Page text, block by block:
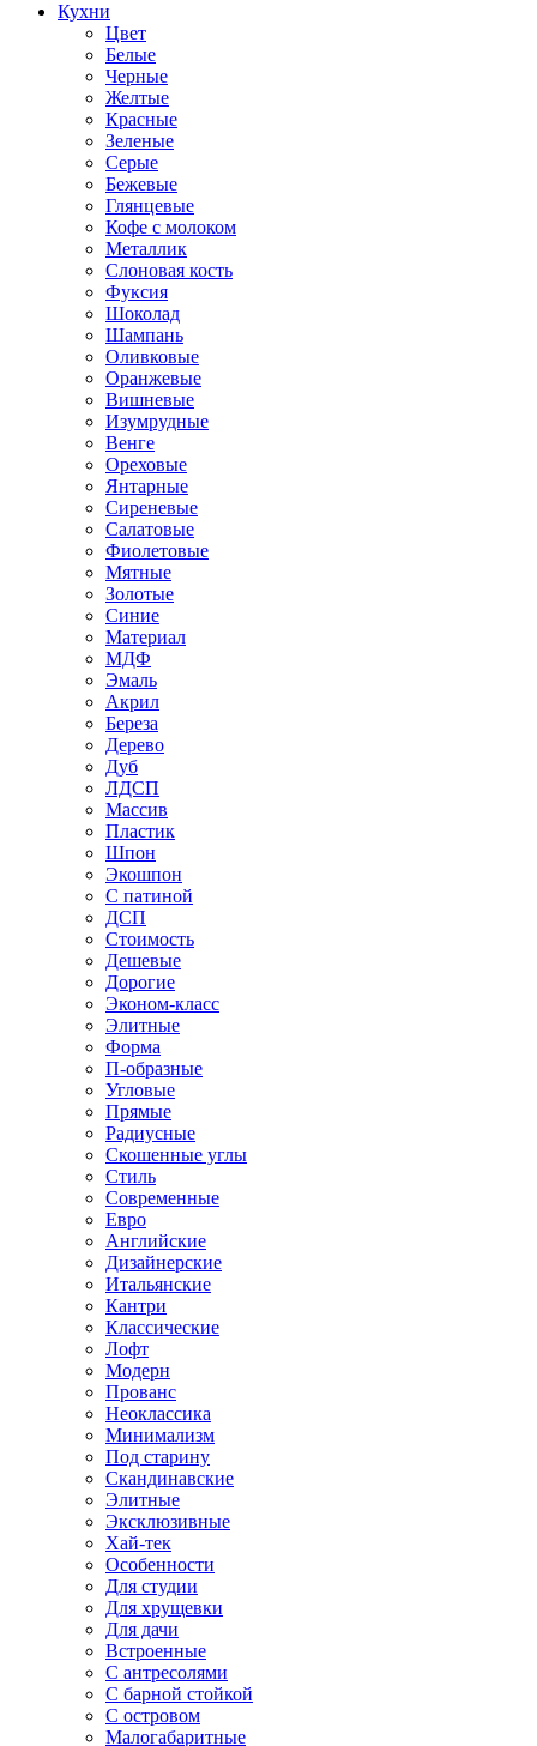
Кухни
Цвет
Белые
Черные
Желтые
Красные
Зеленые
Серые
Бежевые
Глянцевые
Кофе с молоком
Металлик
Слоновая кость
Фуксия
Шоколад
Шампань
Оливковые
Оранжевые
Вишневые
Изумрудные
Венге
Ореховые
Янтарные
Сиреневые
Салатовые
Фиолетовые
Мятные
Золотые
Синие
Материал
МДФ
Эмаль
Акрил
Береза
Дерево
Дуб
ЛДСП
Массив
Пластик
Шпон
Экошпон
С патиной
ДСП
Стоимость
Дешевые
Дорогие
Эконом-класс
Элитные
Форма
П-образные
Угловые
Прямые
Радиусные
Скошенные углы
Стиль
Современные
Евро
Английские
Дизайнерские
Итальянские
Кантри
Классические
Лофт
Модерн
Прованс
Неоклассика
Минимализм
Под старину
Скандинавские
Элитные
Эксклюзивные
Хай-тек
Особенности
Для студии
Для хрущевки
Для дачи
Встроенные
С антресолями
С барной стойкой
С островом
Малогабаритные